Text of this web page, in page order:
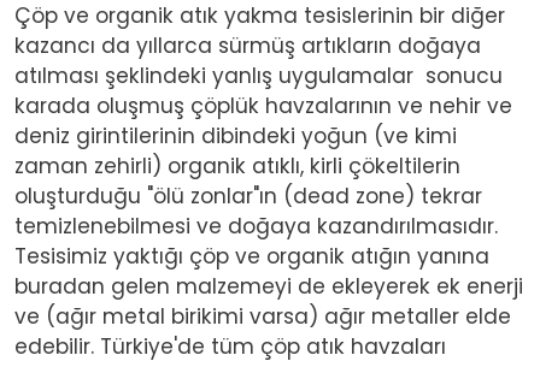
Çöp ve organik atık yakma tesislerinin bir diğer
kazancı da yıllarca sürmüş artıkların doğaya
atılması şeklindeki yanlış uygulamalar sonucu
karada oluşmuş çöplük havzalarının ve nehir ve
deniz girintilerinin dibindeki yoğun (ve kimi
zaman zehirli) organik atıklı, kirli çökeltilerin
oluşturduğu "ölü zonlar"ın (dead zone) tekrar
temizlenebilmesi ve doğaya kazandırılmasıdır.
Tesisimiz yaktığı çöp ve organik atığın yanına
buradan gelen malzemeyi de ekleyerek ek enerji
ve (ağır metal birikimi varsa) ağır metaller elde
edebilir. Türkiye'de tüm çöp atık havzaları